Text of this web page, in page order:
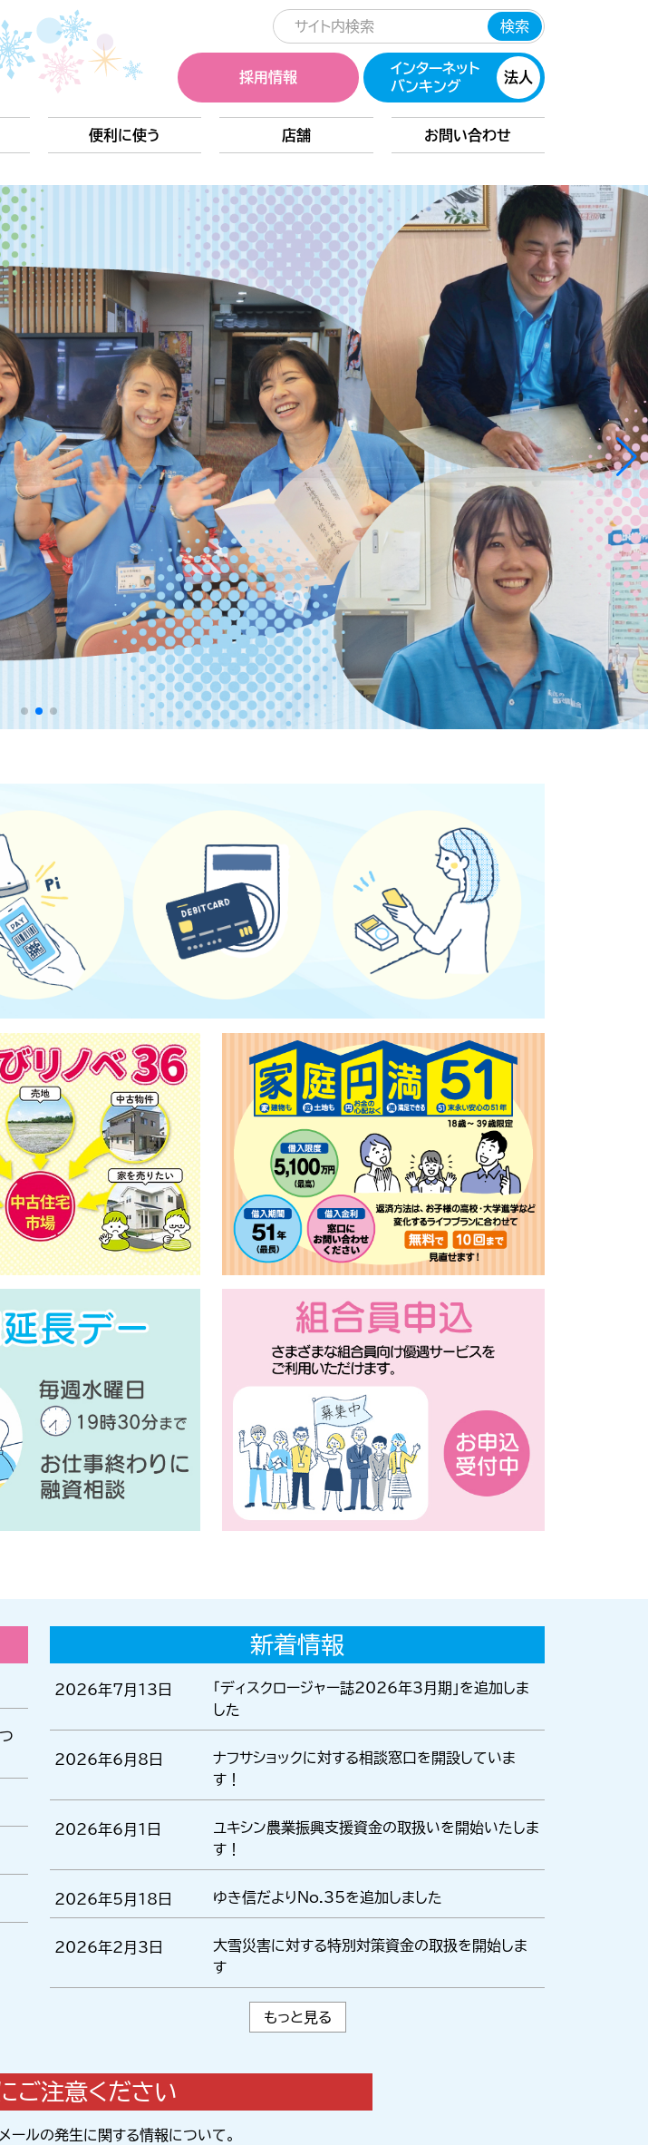
採用情報
インターネット
バンキング
法人
便利に使う 店舗 お問い合わせ
新着情報
2026年7月13日
「ディスクロージャー誌2026年3月期」を追加しま
した
2026年6月8日
ナフサショックに対する相談窓口を開設していま
す！
2026年6月1日
ユキシン農業振興支援資金の取扱いを開始いたしま
す！
2026年5月18日 ゆき信だよりNo.35を追加しました
2026年2月3日
大雪災害に対する特別対策資金の取扱を開始しま
す
もっと見る
ご注意ください
ールの発生に関する情報について。